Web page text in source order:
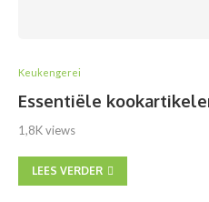
Keukengerei
Essentiële
1,8K views
LEES VERDER